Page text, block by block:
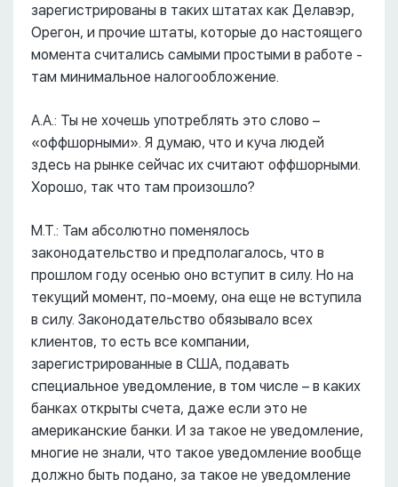
зарегистрированы в таких штатах как Делавэр,
Орегон, и прочие штаты, которые до настоящего
момента считались самыми простыми в работе -
там минимальное налогообложение.
А.А.: Ты не хочешь употреблять это слово –
«оффшорными». Я думаю, что и куча людей
здесь на рынке сейчас их считают оффшорными.
Хорошо, так что там произошло?
М.Т.: Там абсолютно поменялось
законодательство и предполагалось, что в
прошлом году осенью оно вступит в силу. Но на
текущий момент, по-моему, она еще не вступила
в силу. Законодательство обязывало всех
клиентов, то есть все компании,
зарегистрированные в США, подавать
специальное уведомление, в том числе – в каких
банках открыты счета, даже если это не
американские банки. И за такое не уведомление,
многие не знали, что такое уведомление вообще
должно быть подано, за такое не уведомление